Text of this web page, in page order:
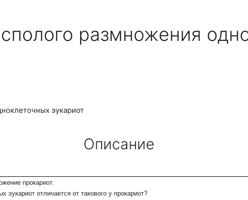
размножения
эукариот
Описание
прокариот.
отличается от такового у прокариот?